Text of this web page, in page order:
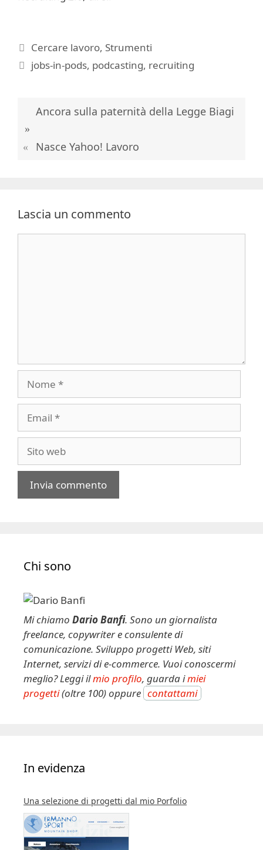
Categorie
Cercare lavoro, Strumenti
Tag
jobs-in-pods, podcasting, recruiting
Ancora sulla paternità della Legge Biagi
Nasce Yahoo! Lavoro
Lascia un commento
web
v
Chi sono
Mi chiamo Dario Banfi. Sono un giornalista
freelance, copywriter e consulente di
comunicazione. Sviluppo progetti Web, siti
Internet, servizi di e-commerce. Vuoi conoscermi
meglio? Leggi ilmio profilo, guarda imiei
progetti(oltre 100) oppure contattami
In evidenza
Una selezione di progetti dal mio Porfolio